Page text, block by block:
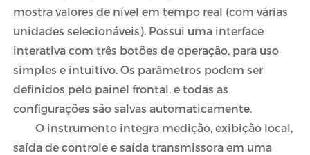
mostra valores de nível em tempo real (com várias
unidades selecionáveis). Possui uma interface
interativa com três botões de operação, para uso
simples e intuitivo. Os parâmetros podem ser
definidos pelo painel frontal, e todas as
configurações são salvas automaticamente.
O instrumento integra medição, exibição local,
saída de controle e saída transmissora em uma